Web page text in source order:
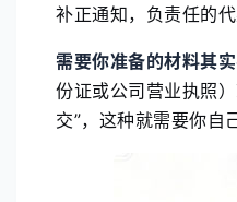
补正通知，负责任的
需要你准备的材料其
份证或公司营业执照
交”，这种就需要你自